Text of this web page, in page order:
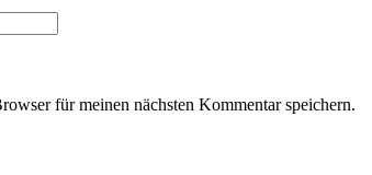
für meinen nächsten Kommentar speichern.